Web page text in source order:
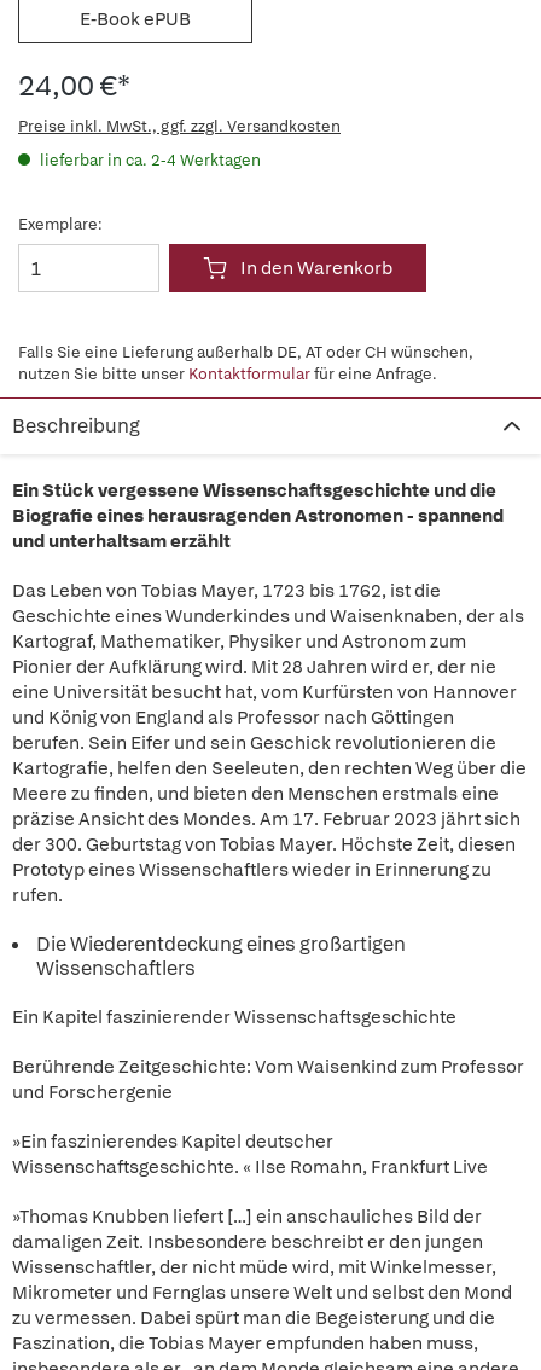
E-Book ePUB
24,00 €*
Preise inkl. MwSt., ggf. zzgl. Versandkosten
lieferbar in ca. 2-4 Werktagen
Exemplare:
In den Warenkorb
Falls Sie eine Lieferung außerhalb DE, AT oder CH wünschen,
nutzen Sie bitte unser Kontaktformularfür eine Anfrage.
Beschreibung
Ein Stück vergessene Wissenschaftsgeschichte und die
Biografie eines herausragenden Astronomen - spannend
und unterhaltsam erzählt
Das Leben von Tobias Mayer, 1723 bis 1762, ist die
Geschichte eines Wunderkindes und Waisenknaben, der als
Kartograf, Mathematiker, Physiker und Astronom zum
Pionier der Aufklärung wird. Mit 28 Jahren wird er, der nie
eine Universität besucht hat, vom Kurfürsten von Hannover
und König von England als Professor nach Göttingen
berufen. Sein Eifer und sein Geschick revolutionieren die
Kartografie, helfen den Seeleuten, den rechten Weg über die
Meere zu finden, und bieten den Menschen erstmals eine
präzise Ansicht des Mondes. Am 17. Februar 2023 jährt sich
der 300. Geburtstag von Tobias Mayer. Höchste Zeit, diesen
Prototyp eines Wissenschaftlers wieder in Erinnerung zu
rufen.
Die Wiederentdeckung eines großartigen
Wissenschaftlers
Ein Kapitel faszinierender Wissenschaftsgeschichte
Berührende Zeitgeschichte: Vom Waisenkind zum Professor
und Forschergenie
»Ein faszinierendes Kapitel deutscher
Wissenschaftsgeschichte. « Ilse Romahn, Frankfurt Live
»Thomas Knubben liefert […] ein anschauliches Bild der
damaligen Zeit. Insbesondere beschreibt er den jungen
Wissenschaftler, der nicht müde wird, mit Winkelmesser,
Mikrometer und Fernglas unsere Welt und selbst den Mond
zu vermessen. Dabei spürt man die Begeisterung und die
Faszination, die Tobias Mayer empfunden haben muss,